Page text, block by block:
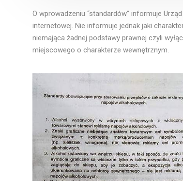
O wprowadzeniu “standardów” informuje
internetowej. Nie informuje jednak jaki
niemająca żadnej podstawy prawnej czyli
miejscowego o charakterze wewnętrznym.